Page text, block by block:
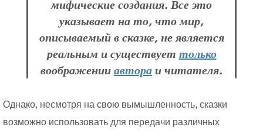
мифические создания. Все это
указывает на то, что мир,
описываемый в сказке, не является
реальным и существует только
воображенииавтораи читателя.
Однако, несмотря на свою вымышленность, сказки
возможно использовать для передачи различных